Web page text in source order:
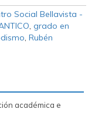
Social Bellavista -
, grado en
, Rubén
académica e